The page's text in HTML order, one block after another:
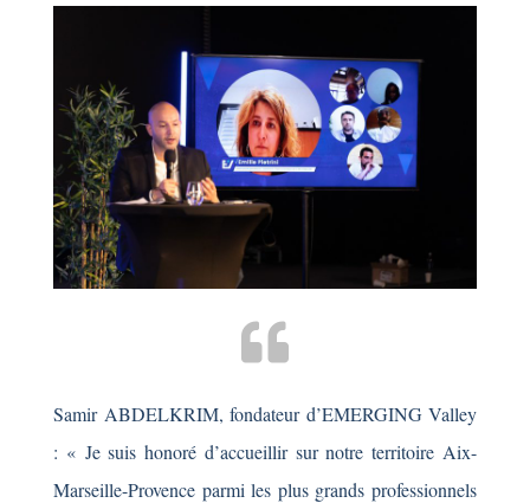
Samir ABDELKRIM, fondateur d’EMERGING Valley
: « Je suis honoré d’accueillir sur notre territoire Aix-
Marseille-Provence parmi les plus grands professionnels